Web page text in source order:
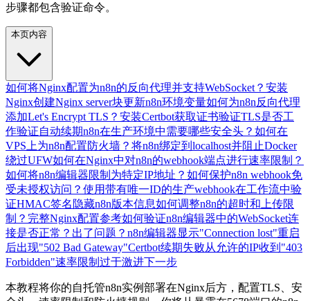
步骤都包含验证命令。
本页内容
如何将Nginx配置为n8n的反向代理并支持WebSocket？ 安装
Nginx创建Nginx server块更新n8n环境变量如何为n8n反向代理
添加Let's Encrypt TLS？ 安装Certbot获取证书验证TLS是否工
作验证自动续期n8n在生产环境中需要哪些安全头？ 如何在
VPS上为n8n配置防火墙？ 将n8n绑定到localhost并阻止Docker
绕过UFW如何在Nginx中对n8n的webhook端点进行速率限制？
如何将n8n编辑器限制为特定IP地址？ 如何保护n8n webhook免
受未授权访问？ 使用带有唯一ID的生产webhook在工作流中验
证HMAC签名 隐藏n8n版本信息如何调整n8n的超时和上传限
制？ 完整Nginx配置参考如何验证n8n编辑器中的WebSocket连
接是否正常？ 出了问题？ n8n编辑器显示"Connection lost"重启
后出现"502 Bad Gateway"Certbot续期失败从允许的IP收到"403
Forbidden"速率限制过于激进下一步
本教程将你的自托管n8n实例部署在Nginx后方，配置TLS、安